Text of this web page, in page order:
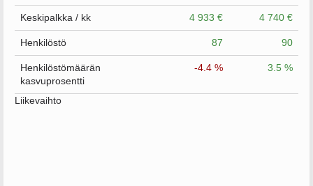
Keskipalkka / kk 4 933 € 4 740 €
Henkilöstö 87 90
Henkilöstömäärän
kasvuprosentti
-4.4 % 3.5 %
Liikevaihto